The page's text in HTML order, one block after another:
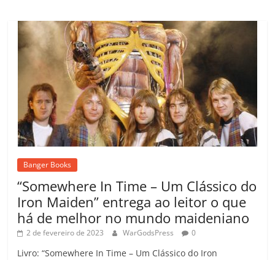
Banger Books
“Somewhere In Time – Um Clássico do
Iron Maiden” entrega ao leitor o que
há de melhor no mundo maideniano
2 de fevereiro de 2023 WarGodsPress 0
Livro: “Somewhere In Time – Um Clássico do Iron